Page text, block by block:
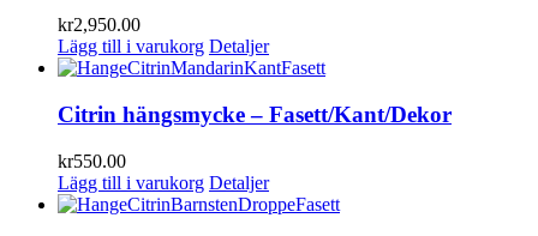
kr2,950.00
Lägg till i varukorg Detaljer
Citrin hängsmycke – Fasett/Kant/Dekor
kr550.00
Lägg till i varukorg Detaljer